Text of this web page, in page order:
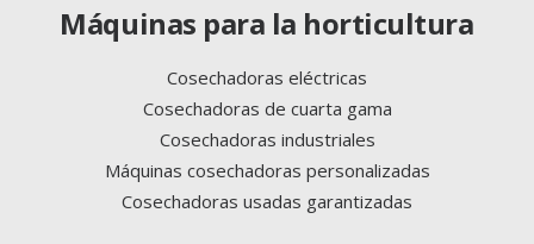
Máquinas para la horticultura
Cosechadoras eléctricas
Cosechadoras de cuarta gama
Cosechadoras industriales
Máquinas cosechadoras personalizadas
Cosechadoras usadas garantizadas